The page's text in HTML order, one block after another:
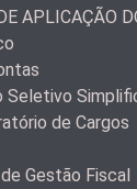
APLICAÇÃO
Seletivo
de Cargos
Gestão Fiscal